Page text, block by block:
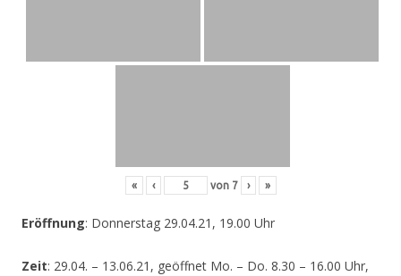
« ‹ von 7 › »
Eröffnung: Donnerstag 29.04.21, 19.00 Uhr
Zeit: 29.04. – 13.06.21, geöffnet Mo. – Do. 8.30 – 16.00 Uhr,